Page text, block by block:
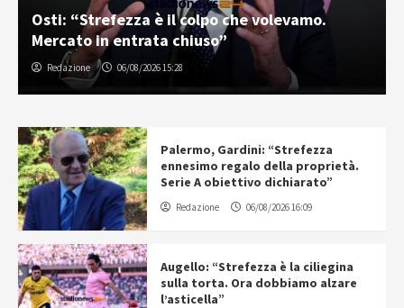
Osti: “Strefezza è il colpo che volevamo.
Mercato in entrata chiuso”
Redazione 06/08/2026 15:28
Palermo, Gardini: “Strefezza
ennesimo regalo della proprietà.
Serie A obiettivo dichiarato”
Redazione 06/08/2026 16:09
Augello: “Strefezza è la ciliegina
sulla torta. Ora dobbiamo alzare
l’asticella”